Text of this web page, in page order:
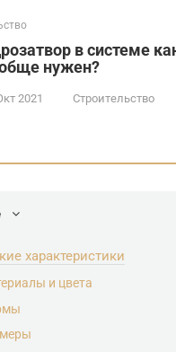
в системе
нужен?
2021 Строительство
характеристики
и цвета